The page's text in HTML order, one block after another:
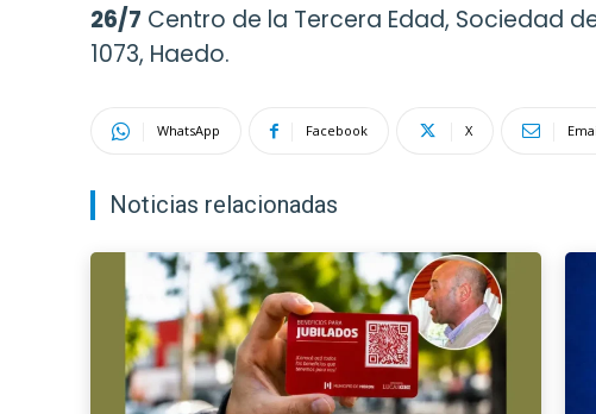
26/7 Centro de la Tercera Edad, Sociedad
1073, Haedo.
WhatsApp Facebook X
Noticias relacionadas